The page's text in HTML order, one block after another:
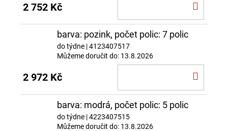
2 752 Kč
barva: pozink, počet polic: 7 polic
do týdne | 4123407517
Můžeme doručit do: 13.8.2026
2 972 Kč
barva: modrá, počet polic: 5 polic
do týdne | 4223407515
Můžeme doručit do: 13.8.2026